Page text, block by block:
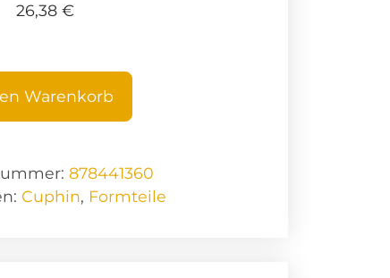
26,38 €
Warenkorb
878441360
Cuphin, Formteile